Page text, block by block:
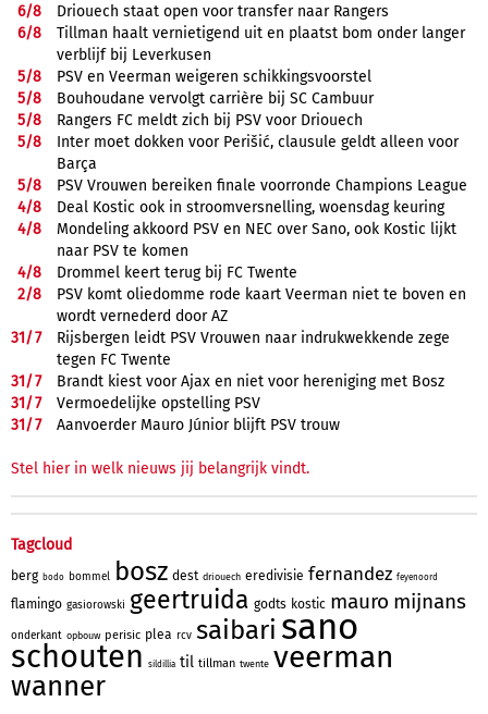
6/8
Driouech staat open voor transfer naar Rangers
6/8
Tillman haalt vernietigend uit en plaatst bom onder langer
verblijf bij Leverkusen
5/8
PSV en Veerman weigeren schikkingsvoorstel
5/8
Bouhoudane vervolgt carrière bij SC Cambuur
5/8
Rangers FC meldt zich bij PSV voor Driouech
5/8
Inter moet dokken voor Perišić, clausule geldt alleen voor
Barça
5/8
PSV Vrouwen bereiken finale voorronde Champions League
4/8
Deal Kostic ook in stroomversnelling, woensdag keuring
4/8
Mondeling akkoord PSV en NEC over Sano, ook Kostic lijkt
naar PSV te komen
4/8
Drommel keert terug bij FC Twente
2/8
PSV komt oliedomme rode kaart Veerman niet te boven en
wordt vernederd door AZ
31/7
Rijsbergen leidt PSV Vrouwen naar indrukwekkende zege
tegen FC Twente
31/7
Brandt kiest voor Ajax en niet voor hereniging met Bosz
31/7
Vermoedelijke opstelling PSV
31/7 Aanvoerder Mauro Júnior blijft PSV trouw
Stel hier in welk nieuws jij belangrijk vindt.
Tagcloud
berg bodo bommel bosz dest driouech eredivisie fernandez feyenoord
flamingo gasiorowski geertruida godts kostic mauro mijnans
onderkant opbouw perisic plea rcv saibari sano
schouten sildillia til tillman twente veerman
wanner